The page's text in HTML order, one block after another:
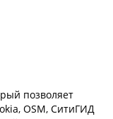
позволяет
OSM, СитиГИД